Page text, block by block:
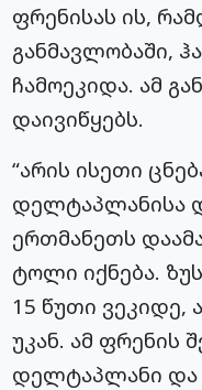
ფრენისას ის,
განმავლობაში,
ჩამოეკიდა. ამ
დაივიწყებს.
“არის ისეთი
დელტაპლანისა
ერთმანეთს
ტოლი იქნება.
15 წუთი ვეკიდე,
უკან. ამ ფრენის
დელტაპლანი და